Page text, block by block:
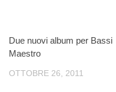
Due nuovi album per Bassi
Maestro
OTTOBRE 26, 2011